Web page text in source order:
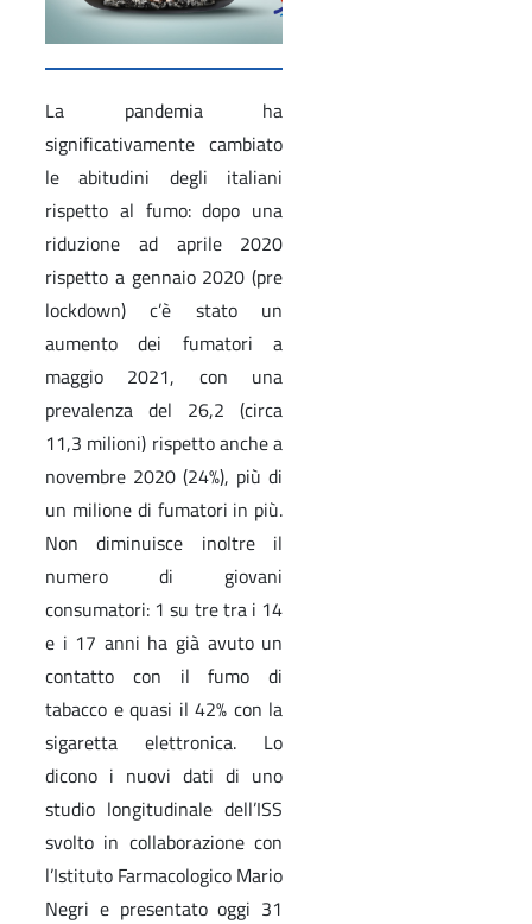
La pandemia ha
significativamente cambiato
le abitudini degli italiani
rispetto al fumo: dopo una
riduzione ad aprile 2020
rispetto a gennaio 2020 (pre
lockdown) c’è stato un
aumento dei fumatori a
maggio 2021, con una
prevalenza del 26,2 (circa
11,3 milioni) rispetto anche a
novembre 2020 (24%), più di
un milione di fumatori in più.
Non diminuisce inoltre il
numero di giovani
consumatori: 1 su tre tra i 14
e i 17 anni ha già avuto un
contatto con il fumo di
tabacco e quasi il 42% con la
sigaretta elettronica. Lo
dicono i nuovi dati di uno
studio longitudinale dell’ISS
svolto in collaborazione con
l’Istituto Farmacologico Mario
Negri e presentato oggi 31